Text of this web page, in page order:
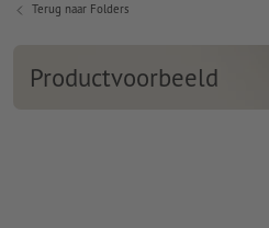
Terug naar Folders
Productvoorbeeld